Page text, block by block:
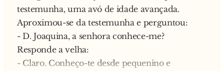
testemunha, uma avó de idade avançada.
Aproximou-se da testemunha e perguntou:
- D. Joaquina, a senhora conhece-me?
Responde a velha:
- Claro. Conheço-te desde pequenino e